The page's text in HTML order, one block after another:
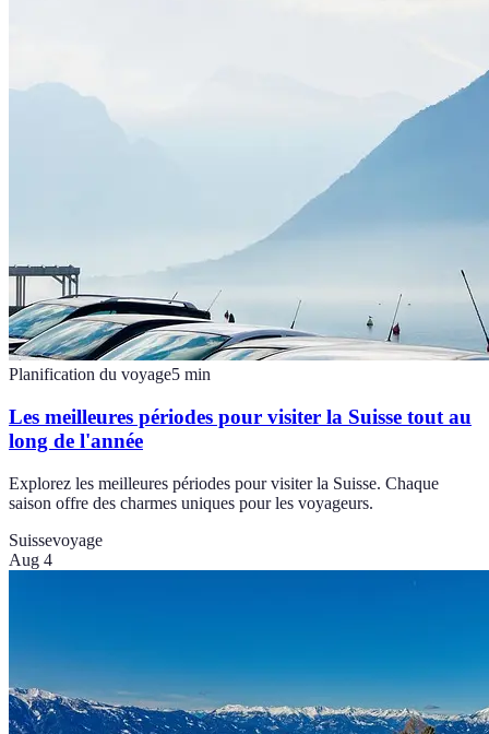
Planification du voyage5 min
Les meilleures périodes pour visiter la Suisse tout au
long de l'année
Explorez les meilleures périodes pour visiter la Suisse. Chaque
saison offre des charmes uniques pour les voyageurs.
Suissevoyage
Aug 4